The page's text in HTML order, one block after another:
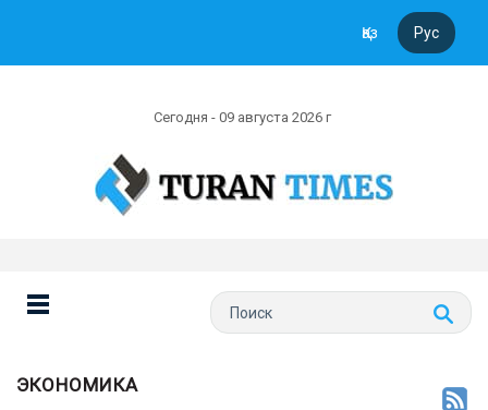
Қаз Рус
Сегодня - 09 августа 2026 г
ЭКОНОМИКА